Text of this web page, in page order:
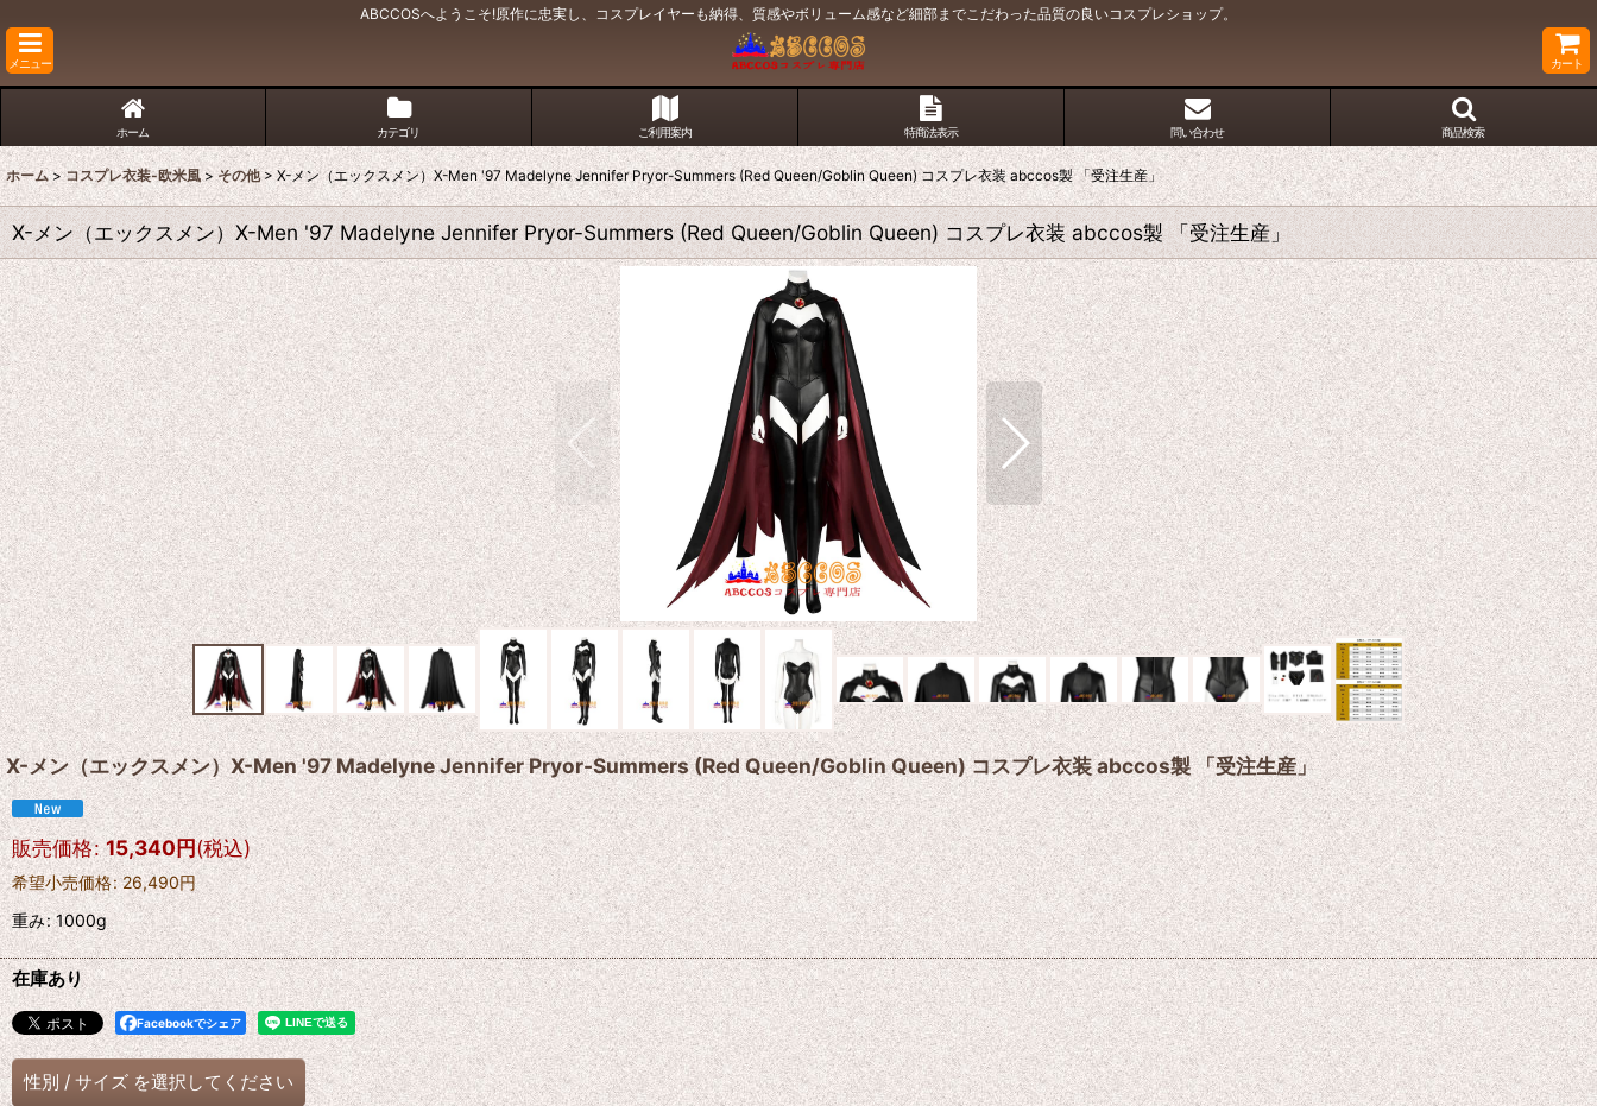
ABCCOSへようこそ!原作に忠実し、コスプレイヤーも納得、質感やボリューム感など細部までこだわった品質の良いコスプレショップ。
メニュー カート
ホーム カテゴリ ご利用案内 特商法表示 問い合わせ 商品検索
ホーム > コスプレ衣装-欧米風 > その他 > X-メン（エックスメン）X-Men '97 Madelyne Jennifer Pryor-Summers (Red Queen/Goblin Queen) コスプレ衣装 abccos製 「受注生産」
X-メン（エックスメン）X-Men '97 Madelyne Jennifer Pryor-Summers (Red Queen/Goblin Queen) コスプレ衣装 abccos製 「受注生産」
X-メン（エックスメン）X-Men '97 Madelyne Jennifer Pryor-Summers (Red Queen/Goblin Queen) コスプレ衣装 abccos製 「受注生産」
販売価格: 15,340円(税込)
希望小売価格: 26,490円
重み:1000g
在庫あり
Facebookでシェア
性別 / サイズ を選択してください